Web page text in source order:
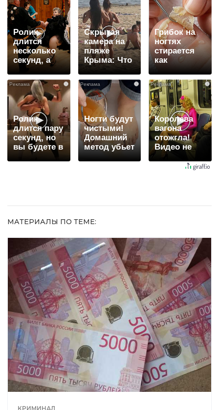
Ролик
длится
несколько
секунд, а
смеяться
вы будете
долго
Скрытая
камера на
пляже
Крыма: Что
люди
вытворяют,
когда их не
видят...
Грибок на
ногтях
стирается
как
ластиком!
Простой
домашний
метод
i
Ролик
длится пару
секунд, но
вы будете в
шоке от
i
Ногти будут
чистыми!
Домашний
метод убьет
грибок,
i
Королева
вагона
отожгла!
Видео не
оставит
равнодушным
МАТЕРИАЛЫ ПО ТЕМЕ:
КРИМИНАЛ